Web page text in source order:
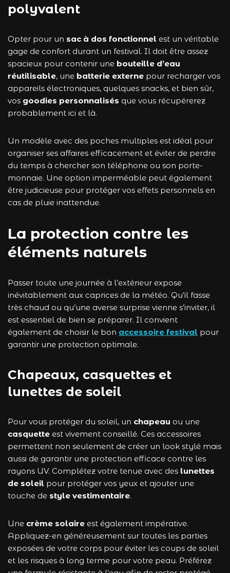
polyvalent
Opter pour un sac à dos fonctionnel est un véritable
gage de confort durant un festival. Il doit être assez
spacieux pour contenir une bouteille d’eau
réutilisable, une batterie externe pour recharger vos
appareils électroniques, quelques snacks, et bien sûr,
vos goodies personnalisés que vous récupérerez
probablement ici et là.
Un modèle avec des poches multiples est idéal pour
organiser ses affaires efficacement et éviter de perdre
du temps à chercher son téléphone ou son porte-
monnaie. Une option imperméable peut également
être judicieuse pour protéger vos effets personnels en
cas de pluie inattendue.
La protection contre les
éléments naturels
Passer toute une journée à l’extérieur expose
inévitablement aux caprices de la météo. Qu’il fasse
très chaud ou qu’une averse surprise vienne s’inviter, il
est essentiel de bien se préparer. Il convient
également de choisir le bon accessoire festival pour
garantir une protection optimale.
Chapeaux, casquettes et
lunettes de soleil
Pour vous protéger du soleil, un chapeau ou une
casquette est vivement conseillé. Ces accessoires
permettent non seulement de créer un look stylé mais
aussi de garantir une protection efficace contre les
rayons UV. Complétez votre tenue avec des lunettes
de soleil pour protéger vos yeux et ajouter une
touche de style vestimentaire.
Une crème solaire est également impérative.
Appliquez-en généreusement sur toutes les parties
exposées de votre corps pour éviter les coups de soleil
et les risques à long terme pour votre peau. Préférez